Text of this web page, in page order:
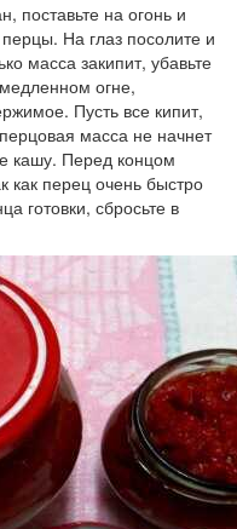
поставьте на огонь и
На глаз посолите и
масса закипит, убавьте
огне,
Пусть все кипит,
масса не начнет
кашу. Перед концом
как перец очень быстро
готовки, сбросьте в